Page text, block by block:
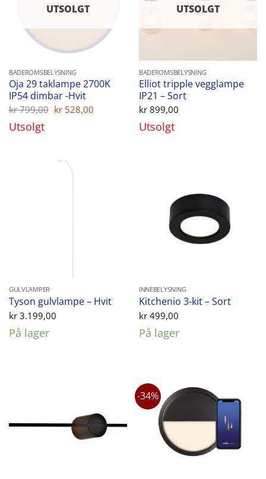
UTSOLGT
BADEROMSBELYSNING
Oja 29 taklampe 2700K
IP54 dimbar -Hvit
kr799,00 Opprinnelig
kr 528,00 Nåværende
Utsolgt
UTSOLGT
BADEROMSBELYSNING
Elliot tripple vegglampe
IP21 – Sort
kr899,00
Utsolgt
GULVLAMPER
Tyson gulvlampe – Hvit
kr3.199,00
På lager
INNEBELYSNING
Kitchenio 3-kit – Sort
kr499,00
På lager
-34%